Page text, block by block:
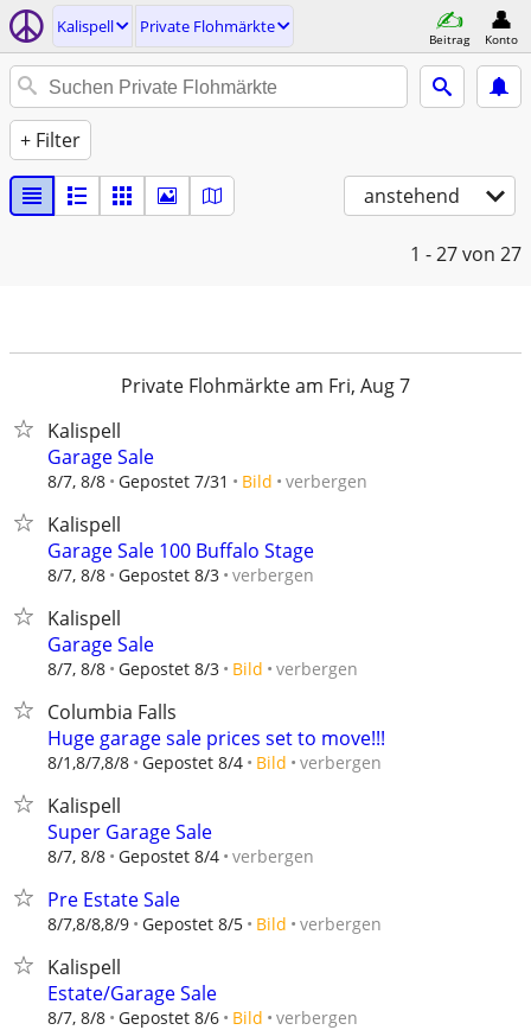
Kalispell Private Flohmärkte
Beitrag Konto
+ Filter
anstehend
1 - 27von 27
Private Flohmärkte am Fri, Aug 7
Kalispell
Garage Sale
8/7, 8/8 Gepostet 7/31 Bild verbergen
Kalispell
Garage Sale 100 Buffalo Stage
8/7, 8/8 Gepostet 8/3 verbergen
Kalispell
Garage Sale
8/7, 8/8 Gepostet 8/3 Bild verbergen
Columbia Falls
Huge garage sale prices set to move!!!
8/1,8/7,8/8 Gepostet 8/4 Bild verbergen
Kalispell
Super Garage Sale
8/7, 8/8 Gepostet 8/4 verbergen
Pre Estate Sale
8/7,8/8,8/9 Gepostet 8/5 Bild verbergen
Kalispell
Estate/Garage Sale
8/7, 8/8 Gepostet 8/6 Bild verbergen